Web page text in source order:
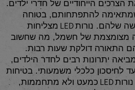
הייחודיים של חדרי ילדים.
שמתאימה להתפתחותם, בטוחה
שלהם. נורותLED מצליחות
מצומצמת של חשמל, מה שחשוב
התאורה דולקת שעות רבות.
יתרונות רבים לחדר הילדים,
לחיסכון כלכלי משמעותי. בטיחות
LED כמעט ולא מתחממות,